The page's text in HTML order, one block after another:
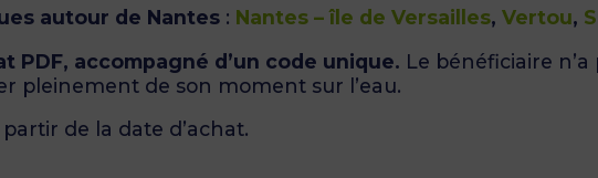
autour de Nantes : Nantes – île de Versailles, Vertou,
PDF, accompagné d’un code unique. Le bénéficiaire n’a
pleinement de son moment sur l’eau.
de la date d’achat.